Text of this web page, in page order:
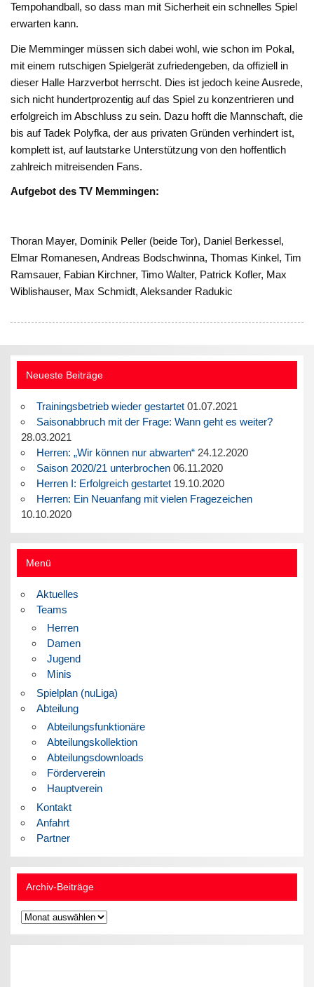
Tempohandball, so dass man mit Sicherheit ein schnelles Spiel
erwarten kann.
Die Memminger müssen sich dabei wohl, wie schon im Pokal,
mit einem rutschigen Spielgerät zufriedengeben, da offiziell in
dieser Halle Harzverbot herrscht. Dies ist jedoch keine Ausrede,
sich nicht hundertprozentig auf das Spiel zu konzentrieren und
erfolgreich im Abschluss zu sein. Dazu hofft die Mannschaft, die
bis auf Tadek Polyfka, der aus privaten Gründen verhindert ist,
komplett ist, auf lautstarke Unterstützung von den hoffentlich
zahlreich mitreisenden Fans.
Aufgebot des TV Memmingen:
Thoran Mayer, Dominik Peller (beide Tor), Daniel Berkessel,
Elmar Romanesen, Andreas Bodschwinna, Thomas Kinkel, Tim
Ramsauer, Fabian Kirchner, Timo Walter, Patrick Kofler, Max
Wiblishauser, Max Schmidt, Aleksander Radukic
Neueste Beiträge
Trainingsbetrieb wieder gestartet 01.07.2021
Saisonabbruch mit der Frage: Wann geht es weiter?
28.03.2021
Herren: „Wir können nur abwarten“ 24.12.2020
Saison 2020/21 unterbrochen 06.11.2020
Herren I: Erfolgreich gestartet 19.10.2020
Herren: Ein Neuanfang mit vielen Fragezeichen
10.10.2020
Menü
Aktuelles
Teams
Herren
Damen
Jugend
Minis
Spielplan (nuLiga)
Abteilung
Abteilungsfunktionäre
Abteilungskollektion
Abteilungsdownloads
Förderverein
Hauptverein
Kontakt
Anfahrt
Partner
Archiv-Beiträge
Archiv-
Beiträge